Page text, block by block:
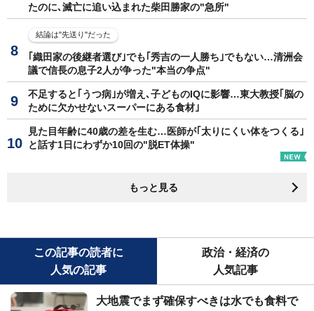
たのに､滅亡に追い込まれた柴田勝家の"急所"
結論は"先送り"だった
｢織田家の後継者選び｣でも｢秀吉の一人勝ち｣でもない…清洲会
議で信長の息子2人が争った"本当の争点"
不足すると｢うつ病｣が増え､子どものIQに影響…東大教授｢脳の
ために欠かせないスーパーにある食材｣
見た目年齢に40歳の差を生む…医師が｢太りにくい体をつくる｣
と話す1日にわずか10回の"脱ET体操"
もっと見る
この記事の読者に
人気の記事
政治・経済の
人気記事
大地震でまず確保すべきは水でも食料で